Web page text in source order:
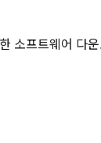
소프트웨어 다